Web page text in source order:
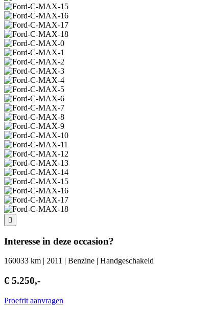
Interesse in deze occasion?
160033 km | 2011 | Benzine | Handgeschakeld
€ 5.250,-
Proefrit aanvragen